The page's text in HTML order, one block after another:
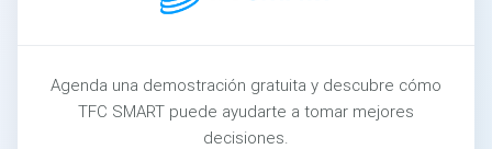
Agenda una demostración gratuita y descubre cómo
TFC SMART puede ayudarte a tomar mejores
decisiones.